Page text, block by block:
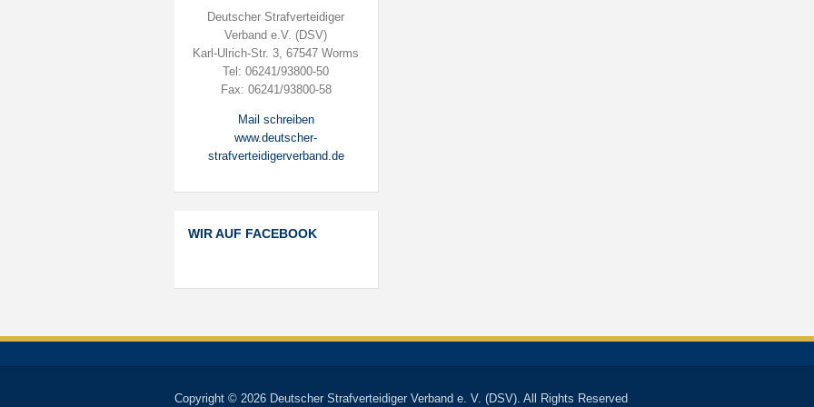
Deutscher Strafverteidiger
Verband e.V. (DSV)
Karl-Ulrich-Str. 3, 67547 Worms
Tel: 06241/93800-50
Fax: 06241/93800-58
Mail schreiben
www.deutscher-
strafverteidigerverband.de
WIR AUF FACEBOOK
Copyright © 2026 Deutscher Strafverteidiger Verband e. V. (DSV). All Rights Reserved